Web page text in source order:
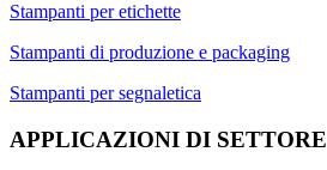
Stampanti per etichette
Stampanti di produzione e packaging
Stampanti per segnaletica
APPLICAZIONI DI SETTORE